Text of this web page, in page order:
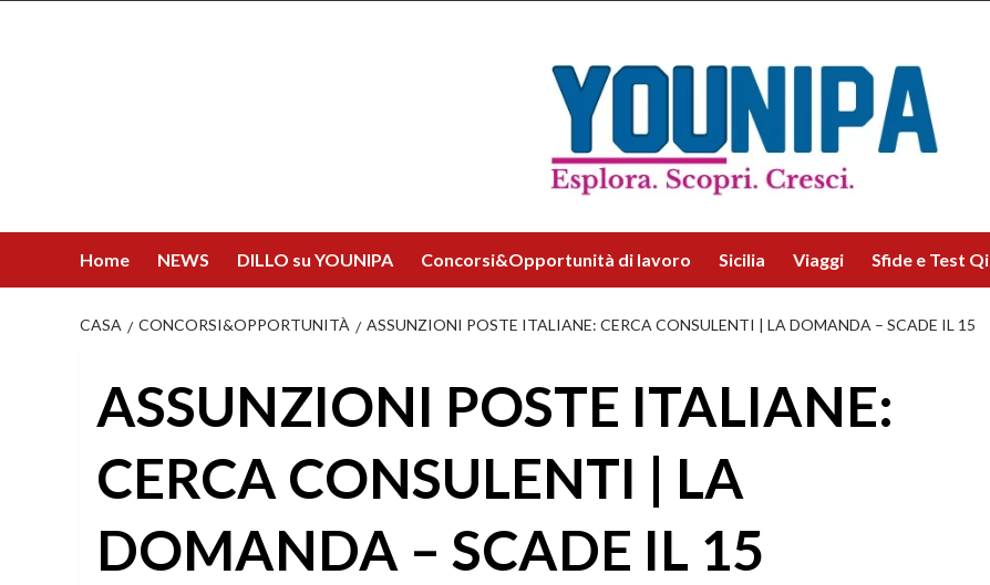
Home NEWS DILLO su YOUNIPA Concorsi&Opportunità di lavoro Sicilia Viaggi Sfide e Test Qi
CASA CONCORSI&OPPORTUNITÀ ASSUNZIONI POSTE ITALIANE: CERCA CONSULENTI | LA DOMANDA – SCADE IL 15
ASSUNZIONI POSTE ITALIANE:
CERCA CONSULENTI | LA
DOMANDA – SCADE IL 15